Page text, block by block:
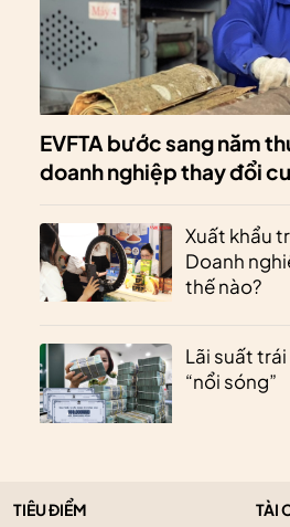
EVFTA bước sang năm
doanh nghiệp thay đổi
Xuất khẩu
Doanh
thế nào?
Lãi suất
“nổi sóng”
TIÊU ĐIỂM
TÀI